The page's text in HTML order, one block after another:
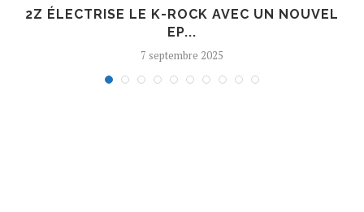
2Z ÉLECTRISE LE K-ROCK AVEC UN NOUVEL
EP...
7 septembre 2025